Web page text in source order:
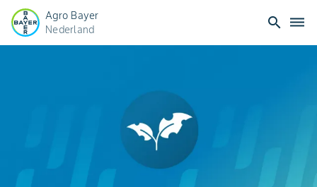
Agro Bayer
Nederland
search dehaze